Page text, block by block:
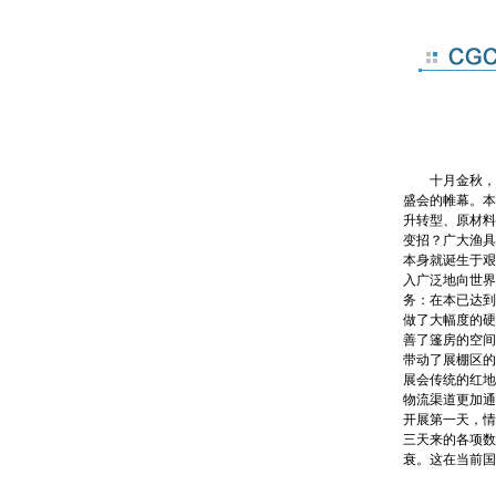
十月金秋
盛会的帷幕。
升转型、原材
变招？广大渔
本身就诞生于
入广泛地向世
务：在本已达
做了大幅度的
善了篷房的空
带动了展棚区
展会传统的红
物流渠道更加
开展第一天，
三天来的各项
衰。这在当前